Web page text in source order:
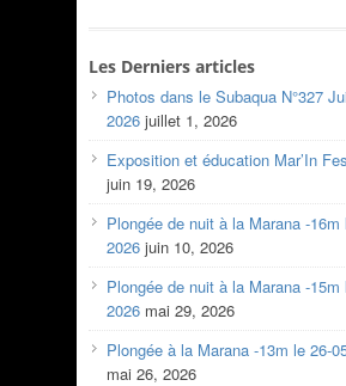
Les Derniers articles
Photos dans le Subaqua N°327
2026 juillet 1, 2026
Exposition et éducation Mar’In
juin 19, 2026
Plongée de nuit à la Marana -16m
2026 juin 10, 2026
Plongée de nuit à la Marana -15m
2026 mai 29, 2026
Plongée à la Marana -13m le 26-
mai 26, 2026